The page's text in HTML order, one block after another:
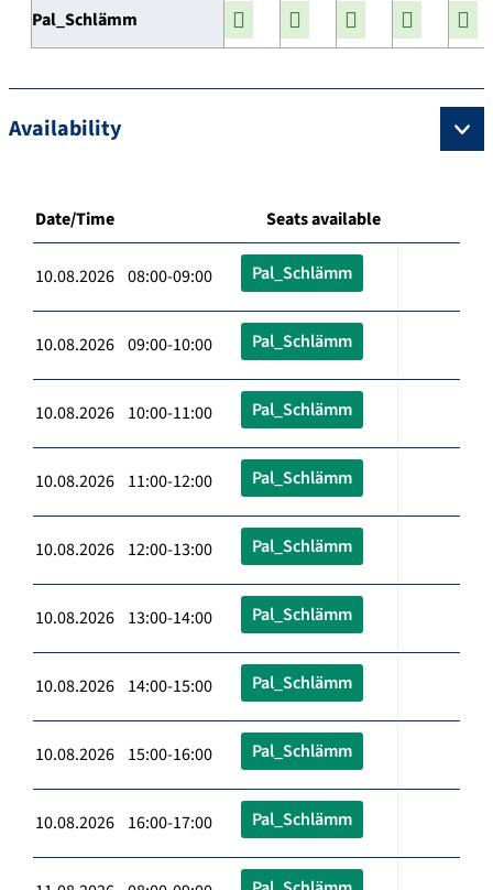
Pal_Schlämm
Availability
Date/Time Seats available
10.08.2026 08:00-09:00 Pal_Schlämm
10.08.2026 09:00-10:00 Pal_Schlämm
10.08.2026 10:00-11:00 Pal_Schlämm
10.08.2026 11:00-12:00 Pal_Schlämm
10.08.2026 12:00-13:00 Pal_Schlämm
10.08.2026 13:00-14:00 Pal_Schlämm
10.08.2026 14:00-15:00 Pal_Schlämm
10.08.2026 15:00-16:00 Pal_Schlämm
10.08.2026 16:00-17:00 Pal_Schlämm